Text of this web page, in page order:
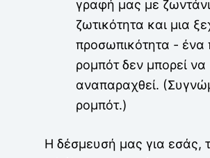
γραφή μας με
ζωτικότητα και μια
προσωπικότητα - ένα
ρομπότ δεν μπορεί να
αναπαραχθεί.
ρομπότ.)
Η δέσμευσή μας για εσάς,